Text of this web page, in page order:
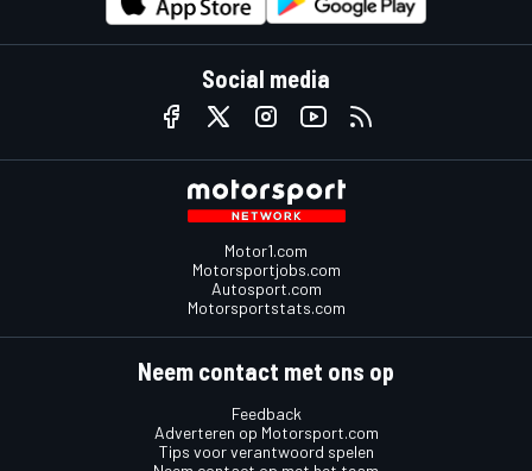
Social media
Motor1.com
Motorsportjobs.com
Autosport.com
Motorsportstats.com
Neem contact met ons op
Feedback
Adverteren op Motorsport.com
Tips voor verantwoord spelen